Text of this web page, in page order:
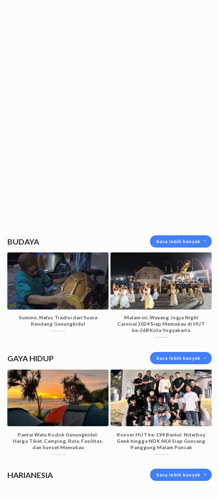
BUDAYA baca lebih banyak
Sumino, Nafas Tradisi dari Suara
Kendang Gunungkidul
Malam ini, Wayang Jogja Night
Carnival 2024 Siap Memukau di HUT
ke-268 Kota Yogyakarta
GAYA HIDUP baca lebih banyak
Pantai Watu Kodok Gunungkidul:
Harga Tiket, Camping, Rute, Fasilitas,
dan Sunset Memukau
Konser HUT ke-194 Bantul: Ndarboy
Genk hingga NDX AKA Siap Guncang
Panggung Malam Puncak
HARIANESIA baca lebih banyak